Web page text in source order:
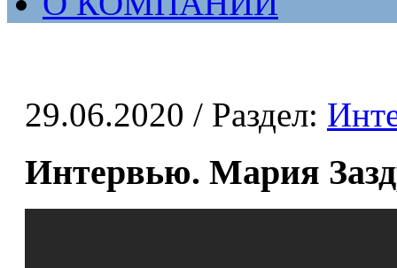
29.06.2020 / Раздел:
Интервью. Мария